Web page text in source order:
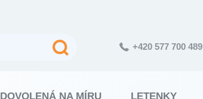
DOVOLENÁ NA MÍRU LETENKY
+420 577 700 489